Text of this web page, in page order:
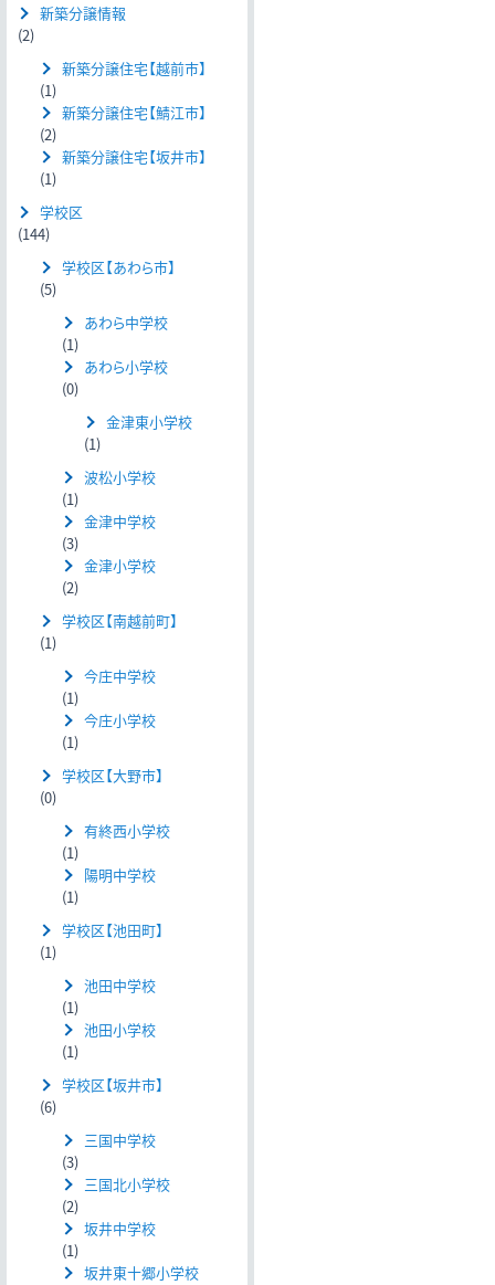
新築分譲情報
(2)
新築分譲住宅【越前市】
(1)
新築分譲住宅【鯖江市】
(2)
新築分譲住宅【坂井市】
(1)
学校区
(144)
学校区【あわら市】
(5)
あわら中学校
(1)
あわら小学校
(0)
金津東小学校
(1)
波松小学校
(1)
金津中学校
(3)
金津小学校
(2)
学校区【南越前町】
(1)
今庄中学校
(1)
今庄小学校
(1)
学校区【大野市】
(0)
有終西小学校
(1)
陽明中学校
(1)
学校区【池田町】
(1)
池田中学校
(1)
池田小学校
(1)
学校区【坂井市】
(6)
三国中学校
(3)
三国北小学校
(2)
坂井中学校
(1)
坂井東十郷小学校